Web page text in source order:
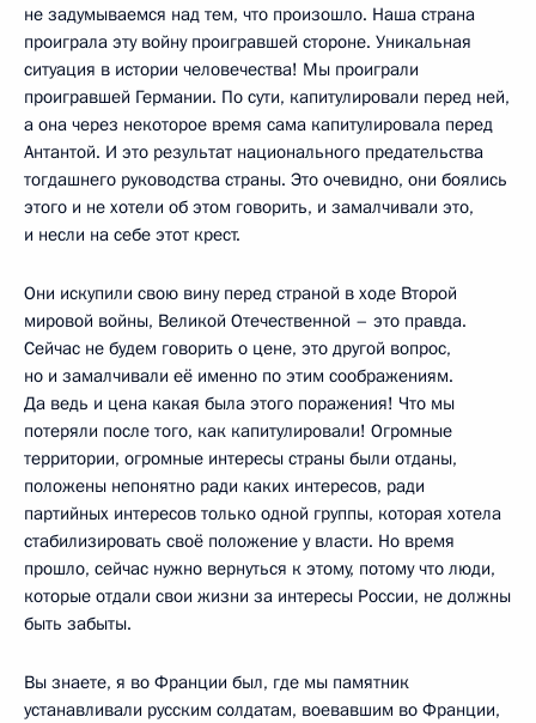
не задумываемся над тем, что произошло. Наша страна
проиграла эту войну проигравшей стороне. Уникальная
ситуация в истории человечества! Мы проиграли
проигравшей Германии. По сути, капитулировали перед ней,
а она через некоторое время сама капитулировала перед
Антантой. И это результат национального предательства
тогдашнего руководства страны. Это очевидно, они боялись
этого и не хотели об этом говорить, и замалчивали это,
и несли на себе этот крест.
Они искупили свою вину перед страной в ходе Второй
мировой войны, Великой Отечественной – это правда.
Сейчас не будем говорить о цене, это другой вопрос,
но и замалчивали её именно по этим соображениям.
Да ведь и цена какая была этого поражения! Что мы
потеряли после того, как капитулировали! Огромные
территории, огромные интересы страны были отданы,
положены непонятно ради каких интересов, ради
партийных интересов только одной группы, которая хотела
стабилизировать своё положение у власти. Но время
прошло, сейчас нужно вернуться к этому, потому что люди,
которые отдали свои жизни за интересы России, не должны
быть забыты.
Вы знаете, я во Франции был, где мы памятник
устанавливали русским солдатам, воевавшим во Франции,